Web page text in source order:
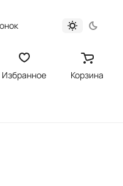
Избранное Корзина